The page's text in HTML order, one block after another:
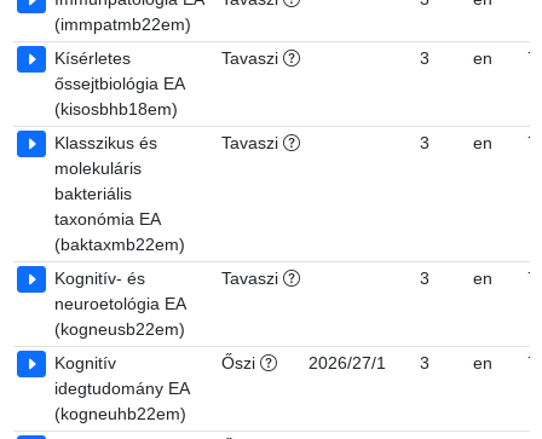
(immpatmb22em)
Kísérletes
őssejtbiológia EA
(kisosbhb18em)
Tavaszi 3 en 7
Klasszikus és
molekuláris
bakteriális
taxonómia EA
(baktaxmb22em)
Tavaszi 3 en 7
Kognitív- és
neuroetológia EA
(kogneusb22em)
Tavaszi 3 en 7
Kognitív
idegtudomány EA
(kogneuhb22em)
Őszi 2026/27/1 3 en 7